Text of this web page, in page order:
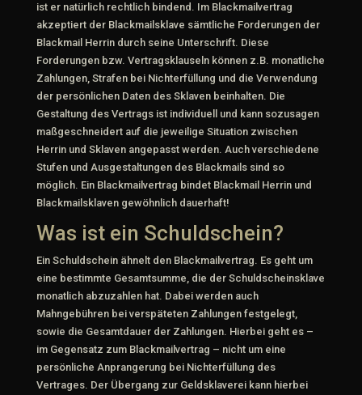
ist er natürlich rechtlich bindend. Im Blackmailvertrag
akzeptiert der Blackmailsklave sämtliche Forderungen der
Blackmail Herrin durch seine Unterschrift. Diese
Forderungen bzw. Vertragsklauseln können z.B. monatliche
Zahlungen, Strafen bei Nichterfüllung und die Verwendung
der persönlichen Daten des Sklaven beinhalten. Die
Gestaltung des Vertrags ist individuell und kann sozusagen
maßgeschneidert auf die jeweilige Situation zwischen
Herrin und Sklaven angepasst werden. Auch verschiedene
Stufen und Ausgestaltungen des Blackmails sind so
möglich. Ein Blackmailvertrag bindet Blackmail Herrin und
Blackmailsklaven gewöhnlich dauerhaft!
Was ist ein Schuldschein?
Ein Schuldschein ähnelt den Blackmailvertrag. Es geht um
eine bestimmte Gesamtsumme, die der Schuldscheinsklave
monatlich abzuzahlen hat. Dabei werden auch
Mahngebühren bei verspäteten Zahlungen festgelegt,
sowie die Gesamtdauer der Zahlungen. Hierbei geht es –
im Gegensatz zum Blackmailvertrag – nicht um eine
persönliche Anprangerung bei Nichterfüllung des
Vertrages. Der Übergang zur Geldsklaverei kann hierbei